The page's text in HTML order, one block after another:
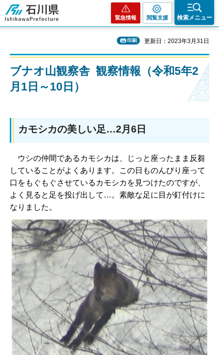
石川県
緊急情報 閲覧支援 検索メニュー
印刷 更新日：2023年3月31日
ブナオ山観察舎 観察情報（令和5年2
月1日～10日）
カモシカの美しい足…2月6日
ウシの仲間であるカモシカは、じっと座ったまま反芻
していることがよくあります。この日ものんびり座って
口をもぐもぐさせているカモシカを見つけたのですが、
よく見ると足を投げ出して…。素敵な足に目が釘付けに
なりました。